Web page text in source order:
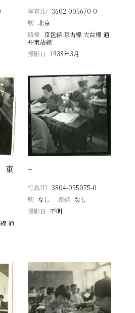
写真ID 3602-005670-0
駅 北京
路線 京包線 京古線 大台線 通
州東站線
撮影日
1938年3月
東
通
−
写真ID 3804-035075-0
駅 なし 路線 なし
撮影日 不明